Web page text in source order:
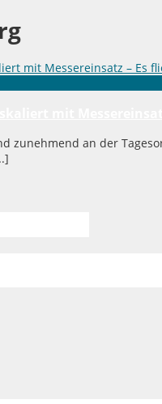
zunehmend an der